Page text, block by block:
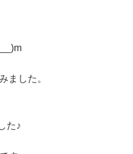
ました。
た♪